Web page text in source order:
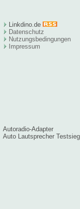
Linkdino.de
Datenschutz
Nutzungsbedingungen
Impressum
Autoradio-Adapter
Auto Lautsprecher